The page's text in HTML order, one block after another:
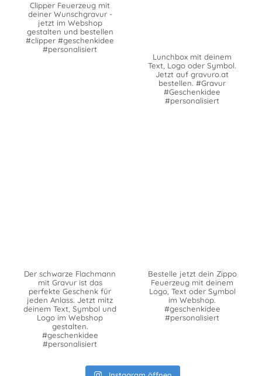
Clipper Feuerzeug mit
deiner Wunschgravur -
jetzt im Webshop
gestalten und bestellen
#clipper #geschenkidee
#personalisiert
Lunchbox mit deinem
Text, Logo oder Symbol.
Jetzt auf gravuro.at
bestellen. #Gravur
#Geschenkidee
#personalisiert
Der schwarze Flachmann
mit Gravur ist das
perfekte Geschenk für
jeden Anlass. Jetzt mitz
deinem Text, Symbol und
Logo im Webshop
gestalten.
#geschenkidee
#personalisiert
Bestelle jetzt dein Zippo
Feuerzeug mit deinem
Logo, Text oder Symbol
im Webshop.
#geschenkidee
#personalisiert